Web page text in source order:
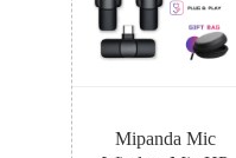
Mipanda Mic